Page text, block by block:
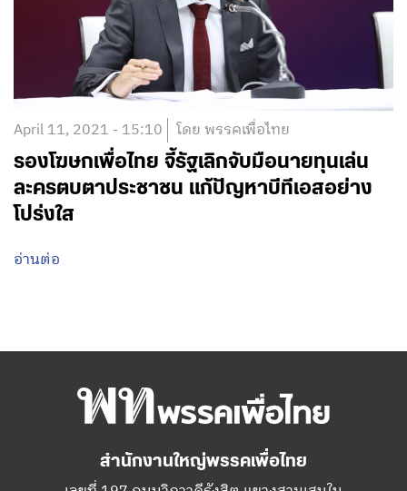
April 11, 2021 - 15:10 โดย พรรคเพื่อไทย
รองโฆษกเพื่อไทย จี้รัฐเลิกจับมือนายทุนเล่น
ละครตบตาประชาชน แก้ปัญหาบีทีเอสอย่าง
โปร่งใส
อ่านต่อ
สำนักงานใหญ่พรรคเพื่อไทย